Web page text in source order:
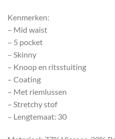
Kenmerken:
– Mid waist
– 5 pocket
– Skinny
– Knoop en ritsstuiting
– Coating
– Met riemlussen
– Stretchy stof
– Lengtemaat: 30